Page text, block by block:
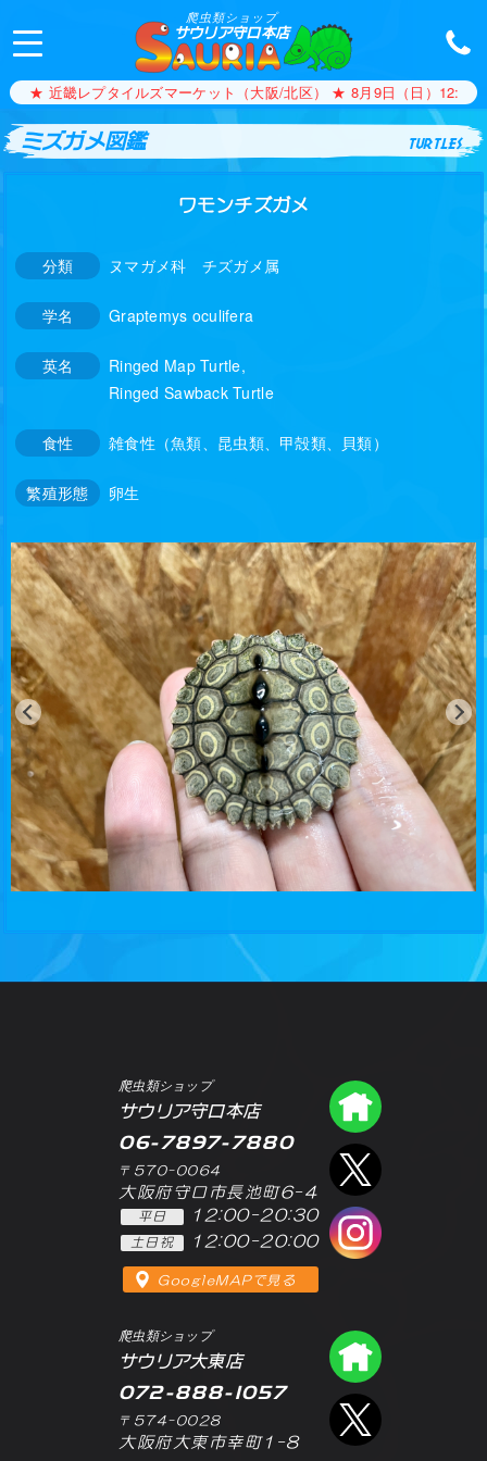
爬虫類ショップ
サウリア守口本店
★ 近畿レプタイルズマーケット（大阪/北区） ★ 8月9日（日）12:00
ミズガメ図鑑 turtles
ワモンチズガメ
分類 ヌマガメ科 チズガメ属
学名 Graptemys oculifera
英名
Ringed Map Turtle,
Ringed Sawback Turtle
食性 雑食性（魚類、昆虫類、甲殻類、貝類）
繁殖形態 卵生
爬虫類ショップ
サウリア守口本店
06-7897-7880
〒570-0064
大阪府守口市長池町6-4
平日 12:00-20:30
土日祝 12:00-20:00
GoogleMAPで見る
爬虫類ショップ
サウリア大東店
072-888-1057
〒574-0028
大阪府大東市幸町1-8